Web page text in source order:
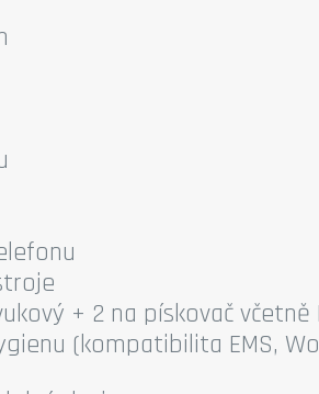
+ 2 na pískovač včetně
(kompatibilita EMS,